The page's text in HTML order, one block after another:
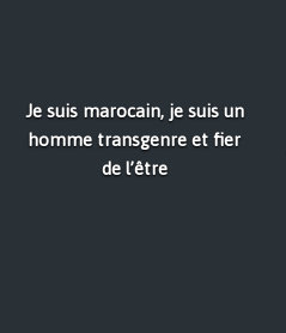
Je suis marocain, je suis un
homme transgenre et fier
de l’être